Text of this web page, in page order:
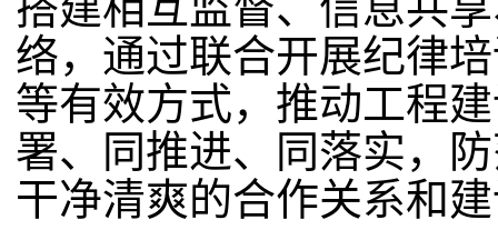
络，通过联合开展纪律
等有效方式，推动工程
署、同推进、同落实，
干净清爽的合作关系和